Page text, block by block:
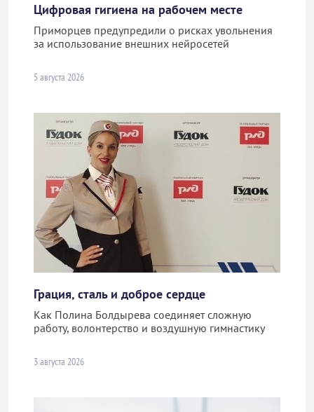
Цифровая гигиена на рабочем месте
Приморцев предупредили о рисках увольнения
за использование внешних нейросетей
5 августа 2026
Грация, сталь и доброе сердце
Как Полина Болдырева соединяет сложную
работу, волонтерство и воздушную гимнастику
3 августа 2026